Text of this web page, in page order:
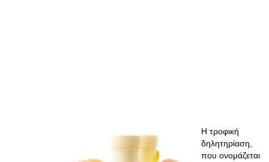
Η τροφική
δηλητηρίαση,
που ονομάζεται